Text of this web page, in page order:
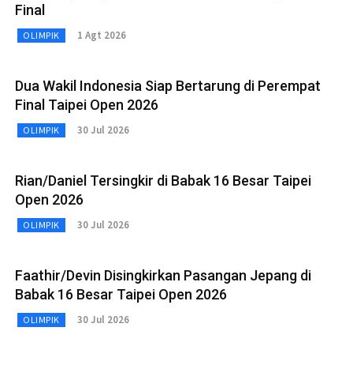
Final
OLIMPIK 1 Agt 2026
Dua Wakil Indonesia Siap Bertarung di Perempat
Final Taipei Open 2026
OLIMPIK 30 Jul 2026
Rian/Daniel Tersingkir di Babak 16 Besar Taipei
Open 2026
OLIMPIK 30 Jul 2026
Faathir/Devin Disingkirkan Pasangan Jepang di
Babak 16 Besar Taipei Open 2026
OLIMPIK 30 Jul 2026